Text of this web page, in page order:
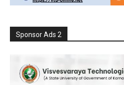
Sponsor Ads 2